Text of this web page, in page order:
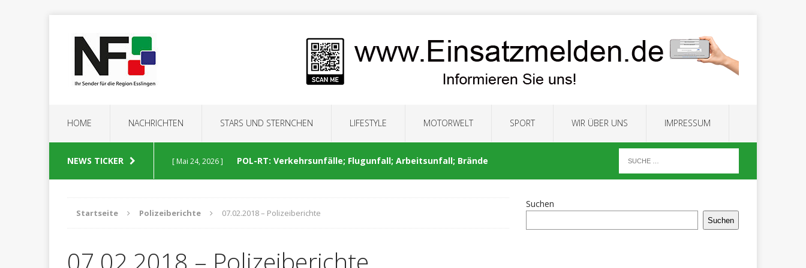
HOME NACHRICHTEN STARS UND STERNCHEN LIFESTYLE MOTORWELT SPORT WIR ÜBER UNS IMPRESSUM
NEWS TICKER [ Mai 24, 2026 ] POL-RT: Verkehrsunfälle; Flugunfall; Arbeitsunfall; Brände
POLIZEIBERICHTE
Startseite Polizeiberichte 07.02.2018 – Polizeiberichte
Suchen
Suchen